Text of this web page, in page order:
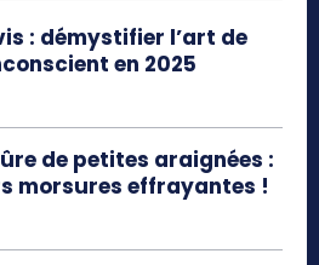
: démystifier l’art de
en 2025
de petites araignées :
morsures effrayantes !